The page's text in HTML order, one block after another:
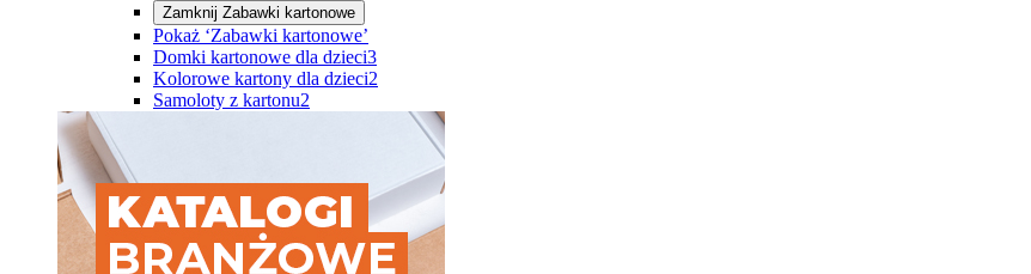
Zamknij Zabawki kartonowe
Pokaż ‘Zabawki kartonowe’
Domki kartonowe dla dzieci3
Kolorowe kartony dla dzieci2
Samoloty z kartonu2